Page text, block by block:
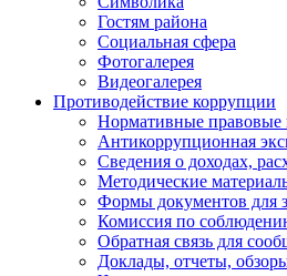
Гостям района
Социальная сфера
Фотогалерея
Видеогалерея
Противодействие коррупции
Нормативные правовые
Антикоррупционная
Сведения о доходах,
Методические
Формы документов для
Комиссия по
Обратная связь для
Доклады, отчеты,